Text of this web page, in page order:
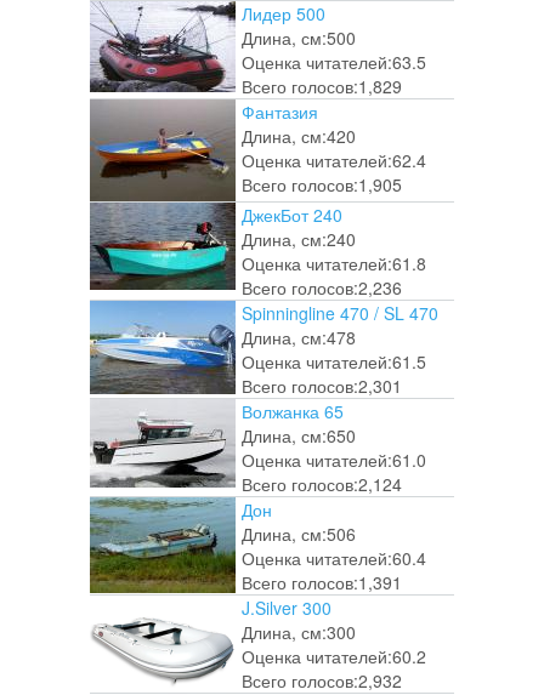
Лидер 500
Длина, см:500
Оценка читателей:63.5
Всего голосов:1,829
Фантазия
Длина, см:420
Оценка читателей:62.4
Всего голосов:1,905
ДжекБот 240
Длина, см:240
Оценка читателей:61.8
Всего голосов:2,236
Spinningline 470 / SL 470
Длина, см:478
Оценка читателей:61.5
Всего голосов:2,301
Волжанка 65
Длина, см:650
Оценка читателей:61.0
Всего голосов:2,124
Дон
Длина, см:506
Оценка читателей:60.4
Всего голосов:1,391
J.Silver 300
Длина, см:300
Оценка читателей:60.2
Всего голосов:2,932